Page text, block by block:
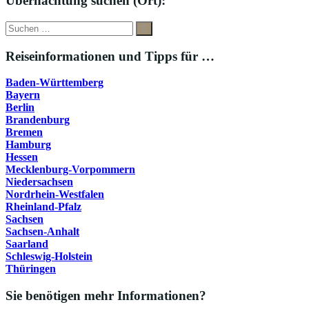
Suche
nach:
Suchen
Reiseinformationen und Tipps für …
Baden-Württemberg
Bayern
Berlin
Brandenburg
Bremen
Hamburg
Hessen
Mecklenburg-Vorpommern
Niedersachsen
Nordrhein-Westfalen
Rheinland-Pfalz
Sachsen
Sachsen-Anhalt
Saarland
Schleswig-Holstein
Thüringen
Sie benötigen mehr Informationen?